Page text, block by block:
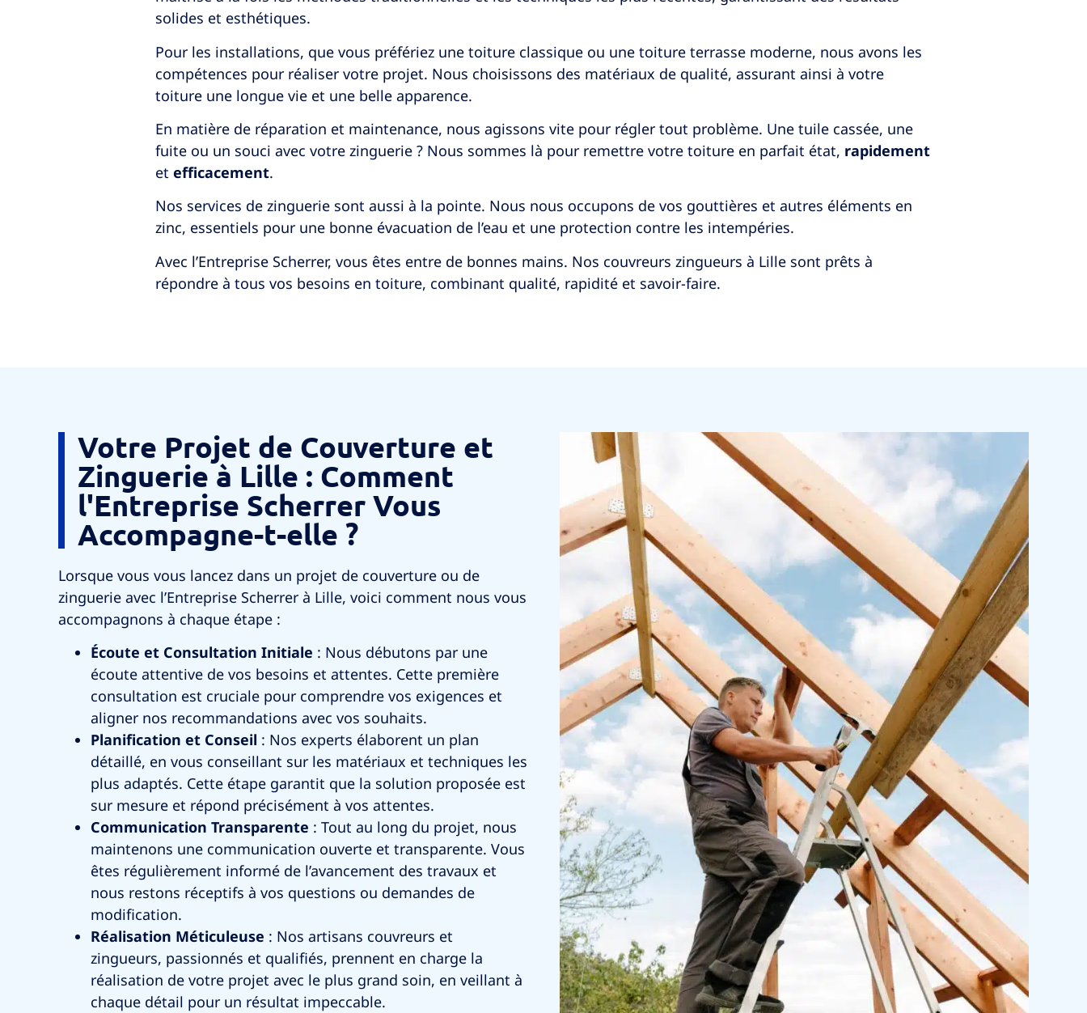
solides et esthétiques.
Pour les installations, que vous préfériez une toiture classique ou une toiture terrasse moderne, nous avons les
compétences pour réaliser votre projet. Nous choisissons des matériaux de qualité, assurant ainsi à votre
toiture une longue vie et une belle apparence.
En matière de réparation et maintenance, nous agissons vite pour régler tout problème. Une tuile cassée, une
fuite ou un souci avec votre zinguerie ? Nous sommes là pour remettre votre toiture en parfait état, rapidement
et efficacement.
Nos services de zinguerie sont aussi à la pointe. Nous nous occupons de vos gouttières et autres éléments en
zinc, essentiels pour une bonne évacuation de l’eau et une protection contre les intempéries.
Avec l’Entreprise Scherrer, vous êtes entre de bonnes mains. Nos couvreurs zingueurs à Lille sont prêts à
répondre à tous vos besoins en toiture, combinant qualité, rapidité et savoir-faire.
Votre Projet de Couverture et
Zinguerie à Lille : Comment
l'Entreprise Scherrer Vous
Accompagne-t-elle ?
Lorsque vous vous lancez dans un projet de couverture ou de
zinguerie avec l’Entreprise Scherrer à Lille, voici comment nous vous
accompagnons à chaque étape :
Écoute et Consultation Initiale : Nous débutons par une
écoute attentive de vos besoins et attentes. Cette première
consultation est cruciale pour comprendre vos exigences et
aligner nos recommandations avec vos souhaits.
Planification et Conseil : Nos experts élaborent un plan
détaillé, en vous conseillant sur les matériaux et techniques les
plus adaptés. Cette étape garantit que la solution proposée est
sur mesure et répond précisément à vos attentes.
Communication Transparente : Tout au long du projet, nous
maintenons une communication ouverte et transparente. Vous
êtes régulièrement informé de l’avancement des travaux et
nous restons réceptifs à vos questions ou demandes de
modification.
Réalisation Méticuleuse : Nos artisans couvreurs et
zingueurs, passionnés et qualifiés, prennent en charge la
réalisation de votre projet avec le plus grand soin, en veillant à
chaque détail pour un résultat impeccable.